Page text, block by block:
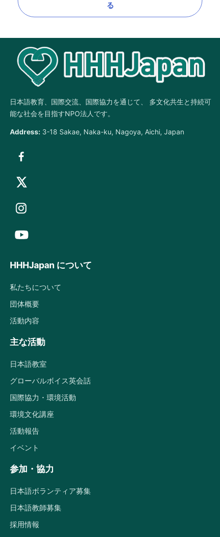
る
日本語教育、国際交流、国際協力を通じて、 多文化共生と持続可
能な社会を目指すNPO法人です。
Address: 3-18 Sakae, Naka-ku, Nagoya, Aichi, Japan
HHHJapan について
私たちについて
団体概要
活動内容
主な活動
日本語教室
グローバルボイス英会話
国際協力・環境活動
環境文化講座
活動報告
イベント
参加・協力
日本語ボランティア募集
日本語教師募集
採用情報